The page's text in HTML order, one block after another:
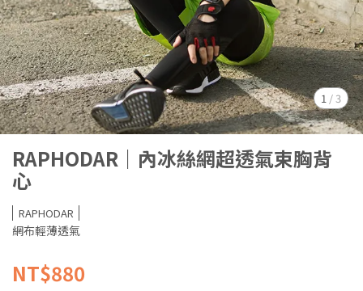
1 /3
RAPHODAR｜內冰絲網超透氣束胸背
心
RAPHODAR
網布輕薄透氣
NT$880